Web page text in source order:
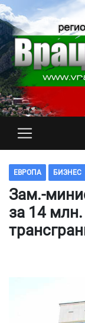
ЕВРОПА БИЗНЕС
Зам.-
за 14